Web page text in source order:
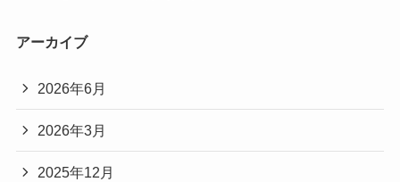
アーカイブ
2026年6月
2026年3月
2025年12月